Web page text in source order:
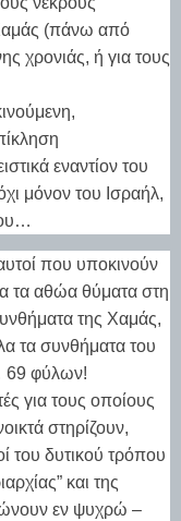
(πάνω από
χρονιάς, ή για τους
εναντίον του
μόνον του Ισραήλ,
που υποκινούν
τα αθώα θύματα στη
της Χαμάς,
τα συνθήματα του
69 φύλων!
για τους οποίους
στηρίζουν,
του δυτικού τρόπου
και της
εν ψυχρώ –